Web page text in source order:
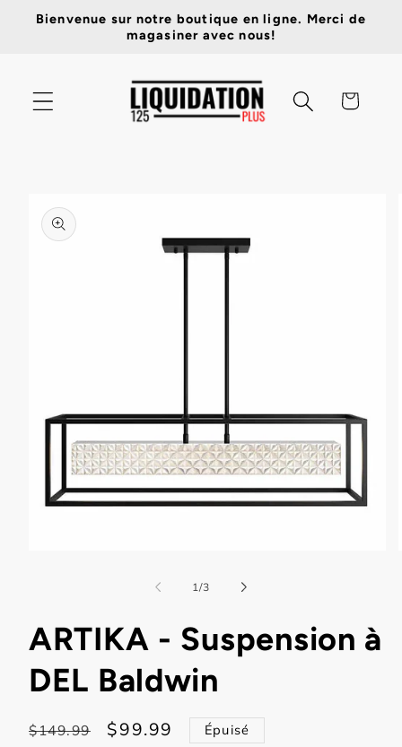
passer
Bienvenue sur notre boutique en ligne. Merci de
magasiner avec nous!
Panier
informations
produits
une
fenêtre
modale
1/de
3
ARTIKA - Suspension à
DEL Baldwin
Prix
$149.99
Prix
$99.99 Épuisé